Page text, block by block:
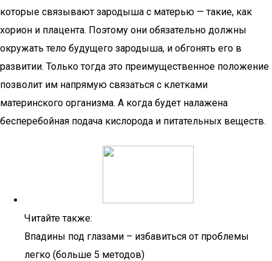
которые связывают зародыша с матерью — такие, как
хорион и плацента. Поэтому они обязательно должны
окружать тело будущего зародыша, и обгонять его в
развитии. Только тогда это преимущественное положение
позволит им напрямую связаться с клетками
материнского организма. А когда будет налажена
бесперебойная подача кислорода и питательных веществ.
Читайте также:
Впадины под глазами – избавиться от проблемы
легко (больше 5 методов)